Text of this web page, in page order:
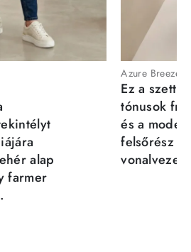
alap
farmer
Azure Breeze
Ez a szett
tónusok
és a
felsőrész